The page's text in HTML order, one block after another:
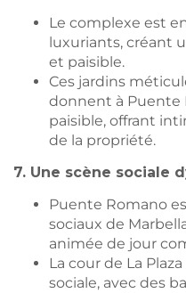
Le complexe est
luxuriants, créant
et paisible.
Ces jardins
donnent à Puente
paisible, offrant
de la propriété.
7. Une scène sociale
Puente Romano
sociaux de
animée de jour
La cour de La
sociale, avec des